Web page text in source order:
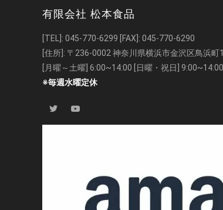
有限会社 松本食品
[TEL]: 045-770-6299 [FAX]: 045-770-6290
[住所]: 〒236-0002 神奈川県横浜市金沢区鳥浜
[月曜～土曜] 6:00~14:00 [日曜・祝日] 9:00~14:00
※毎週水曜定休